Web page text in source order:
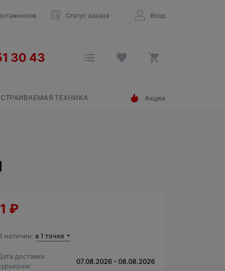
Статус заказа Вход
ТЕХНИКА Акции
₽
наличии: в 1 точке
доставки
07.08.2026 - 08.08.2026